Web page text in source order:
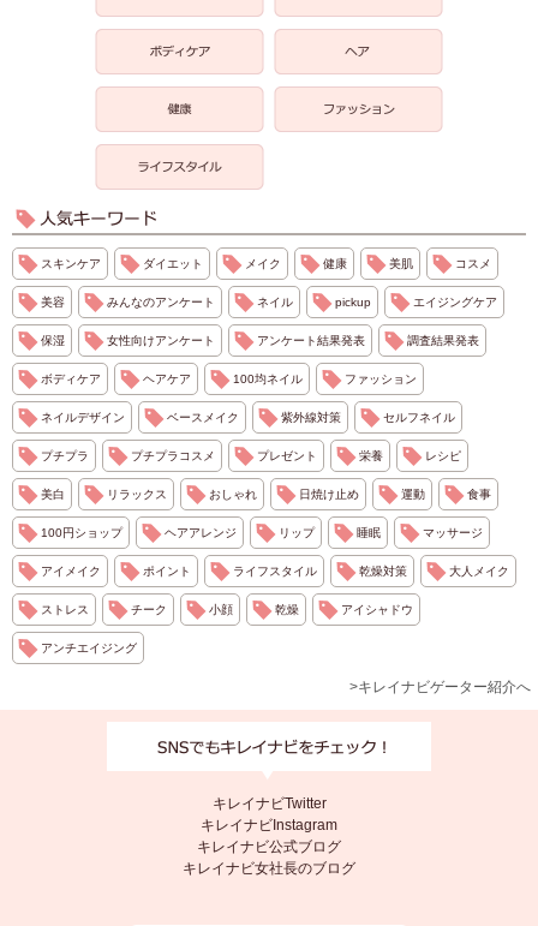
スキンケア ダイエット メイク 健康 美肌 コスメ
美容 みんなのアンケート ネイル pickup エイジングケア
保湿 女性向けアンケート アンケート結果発表 調査結果発表
ボディケア ヘアケア 100均ネイル ファッション
ネイルデザイン ベースメイク 紫外線対策 セルフネイル
プチプラ プチプラコスメ プレゼント 栄養 レシピ
美白 リラックス おしゃれ 日焼け止め 運動 食事
100円ショップ ヘアアレンジ リップ 睡眠 マッサージ
アイメイク ポイント ライフスタイル 乾燥対策 大人メイク
ストレス チーク 小顔 乾燥 アイシャドウ
アンチエイジング
>キレイナビゲーター紹介へ
キレイナビTwitter
キレイナビInstagram
キレイナビ公式ブログ
キレイナビ女社長のブログ